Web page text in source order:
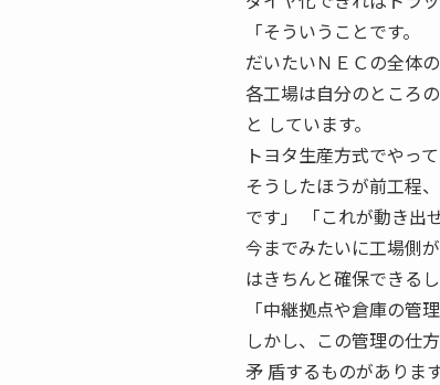
「そういうことです。
だいたいＮＥＣの全体
各工場は自分のところ
と しています。
トヨタ生産方式でやっ
そうしたほうが前工程
です」 「これが動き出
今までみたいに工場側
はきちんと確保できる
「中継拠点や倉庫の管
しかし、この管理の仕
矛 盾するものがあります